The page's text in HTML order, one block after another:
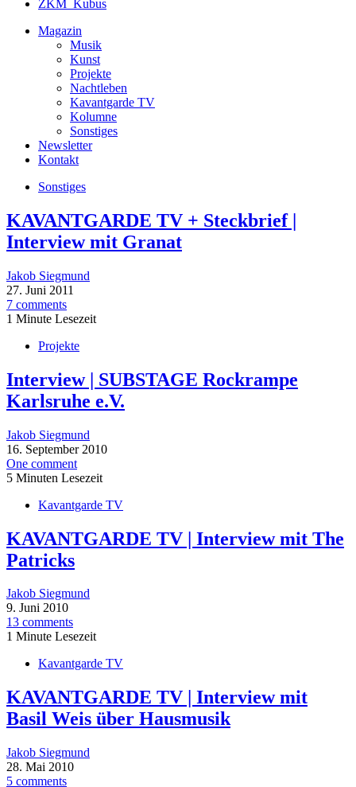
ZKM_Kubus
Magazin
Musik
Kunst
Projekte
Nachtleben
Kavantgarde TV
Kolumne
Sonstiges
Newsletter
Kontakt
Sonstiges
KAVANTGARDE TV + Steckbrief |
Interview mit Granat
Jakob Siegmund
27. Juni 2011
7 comments
1 Minute Lesezeit
Projekte
Interview | SUBSTAGE Rockrampe
Karlsruhe e.V.
Jakob Siegmund
16. September 2010
One comment
5 Minuten Lesezeit
Kavantgarde TV
KAVANTGARDE TV | Interview mit The
Patricks
Jakob Siegmund
9. Juni 2010
13 comments
1 Minute Lesezeit
Kavantgarde TV
KAVANTGARDE TV | Interview mit
Basil Weis über Hausmusik
Jakob Siegmund
28. Mai 2010
5 comments